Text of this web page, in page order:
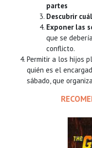
partes
Descubrir
Exponer las
que se
conflicto.
Permitir a los hijos
quién es el
sábado, que